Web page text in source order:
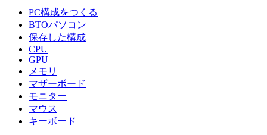
PC構成をつくる
BTOパソコン
保存した構成
CPU
GPU
メモリ
マザーボード
モニター
マウス
キーボード